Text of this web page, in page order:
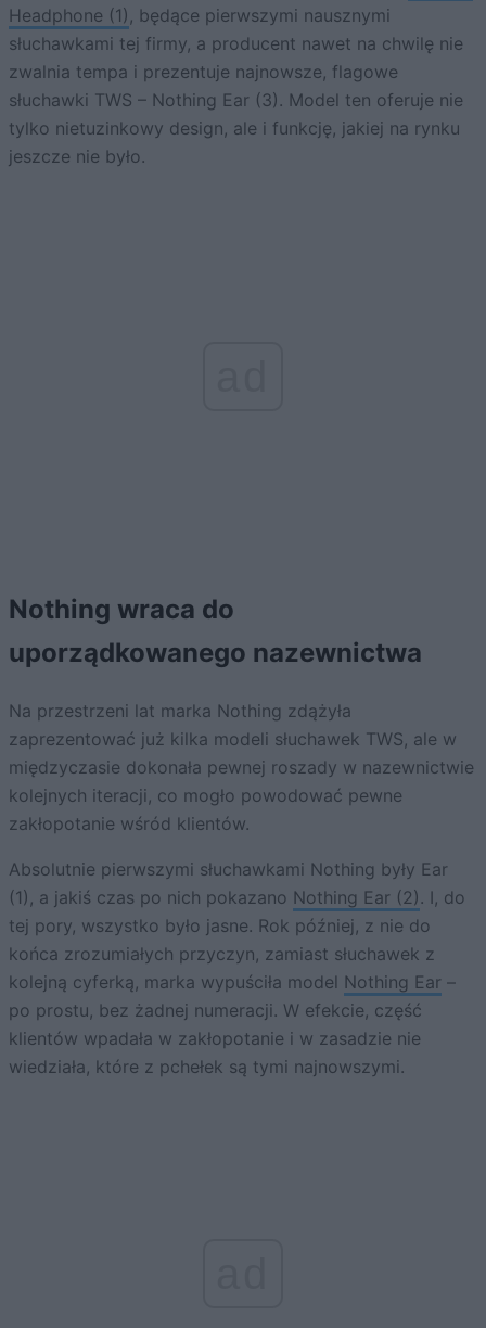
Headphone (1) , będące pierwszymi nausznymi
słuchawkami tej firmy, a producent nawet na chwilę nie
zwalnia tempa i prezentuje najnowsze, flagowe
słuchawki TWS – Nothing Ear (3). Model ten oferuje nie
tylko nietuzinkowy design, ale i funkcję, jakiej na rynku
jeszcze nie było.
Nothing wraca do
uporządkowanego nazewnictwa
Na przestrzeni lat marka Nothing zdążyła
zaprezentować już kilka modeli słuchawek TWS, ale w
międzyczasie dokonała pewnej roszady w nazewnictwie
kolejnych iteracji, co mogło powodować pewne
zakłopotanie wśród klientów.
Absolutnie pierwszymi słuchawkami Nothing były Ear
(1), a jakiś czas po nich pokazano Nothing Ear (2) . I, do
tej pory, wszystko było jasne. Rok później, z nie do
końca zrozumiałych przyczyn, zamiast słuchawek z
kolejną cyferką, marka wypuściła model Nothing Ear –
po prostu, bez żadnej numeracji. W efekcie, część
klientów wpadała w zakłopotanie i w zasadzie nie
wiedziała, które z pchełek są tymi najnowszymi.